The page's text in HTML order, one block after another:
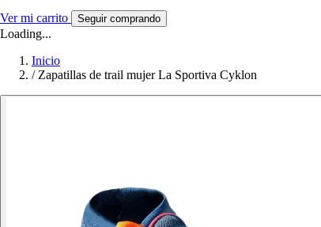
Ver mi carrito Seguir comprando
Loading...
Inicio
/ Zapatillas de trail mujer La Sportiva Cyklon